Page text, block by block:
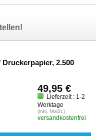
2.500
49,95 €
Lieferzeit : 1-2
Werktage
(inkl. MwSt.)
versandkostenfrei